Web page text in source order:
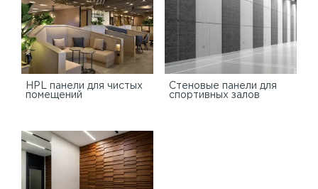
HPL панели для чистых
помещений
Стеновые панели для
спортивных залов